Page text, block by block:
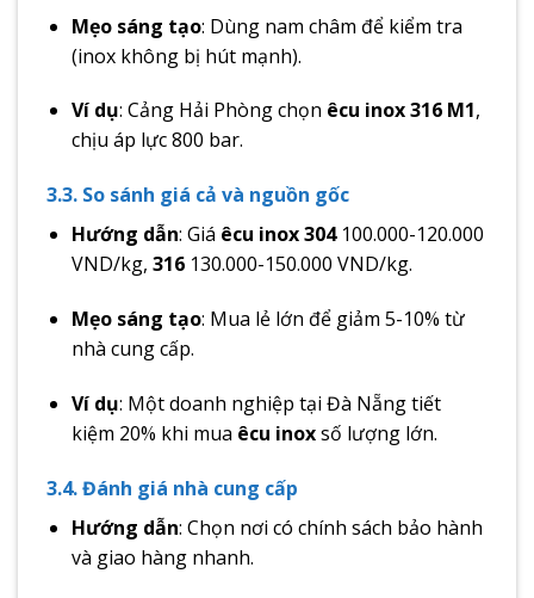
Mẹo sáng tạo: Dùng nam châm để kiểm tra
(inox không bị hút mạnh).
Ví dụ: Cảng Hải Phòng chọn êcu inox 316 M1,
chịu áp lực 800 bar.
3.3. So sánh giá cả và nguồn gốc
Hướng dẫn: Giá êcu inox 304100.000-120.000
VND/kg, 316130.000-150.000 VND/kg.
Mẹo sáng tạo: Mua lẻ lớn để giảm 5-10% từ
nhà cung cấp.
Ví dụ: Một doanh nghiệp tại Đà Nẵng tiết
kiệm 20% khi mua êcu inoxsố lượng lớn.
3.4. Đánh giá nhà cung cấp
Hướng dẫn: Chọn nơi có chính sách bảo hành
và giao hàng nhanh.